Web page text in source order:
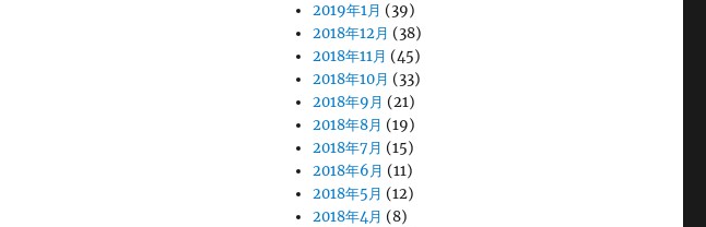
2019年1月 (39)
2018年12月 (38)
2018年11月 (45)
2018年10月 (33)
2018年9月 (21)
2018年8月 (19)
2018年7月 (15)
2018年6月 (11)
2018年5月 (12)
2018年4月 (8)